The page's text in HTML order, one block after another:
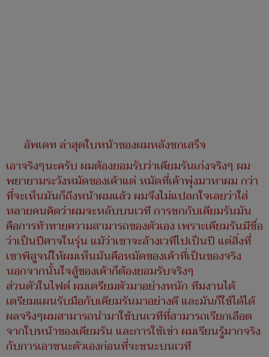
อัพเดท ล่าสุดใบหน้าของผมหลังชกเสร็จ
เอาจริงๆนะครับ ผมต้องยอมรับว่าเคียมรันเก่งจริงๆ ผม
พยายามระวังหมัดของเค้าแต่ หมัดที่เค้าพุ่งมาหาผม กว่า
ที่จะเห็นมันก็ถึงหน้าผมแล้ว ผมจึงไม่แปลกใจเลยว่าใส่
หลายคนคิดว่าผมจะหลับบนเวที การชกกับเคียมรันมัน
คือการท้าทายความสามารถของตัวเอง เพราะเคียมรันมีชื่อ
ว่าเป็นปีศาจในรุ่น แม้ว่าเขาจะล้างเวทีไปเป็นปี แต่สิ่งที่
เขาพิสูจน์ให้ผมเห็นมันคือหมัดของเค้าที่เป็นของจริง
นอกจากนั้นใจสู้ของเค้าก็ต้องยอมรับจริงๆ
ส่วนตัวในไฟต์ ผมเตรียมตัวมาอย่างหนัก ทีมงานได้
เตรียมแผนรับมือกับเคียมรันมาอย่างดี และมันก็ใช้ได้ได้
ผลจริงๆผมสามารถนำมาใช้บนเวทีที่สามารถเรียกเลือด
จากใบหน้าของเคียมรัน และการใช้เข่า ผมเรียนรู้มากจริง
กับการเอาชนะตัวเองก่อนที่จะชนะบนเวที